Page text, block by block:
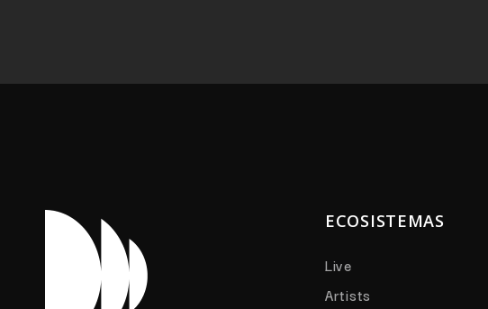
ECOSISTEMAS
Live
Artists